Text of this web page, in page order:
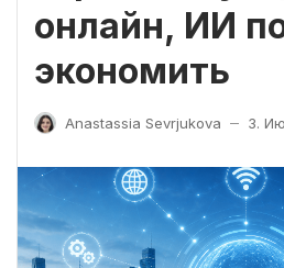
онлайн, ИИ
экономить
Anastassia Sevrjukova — 3.